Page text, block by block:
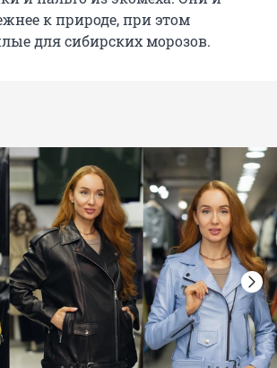
к природе, при этом
для сибирских морозов.